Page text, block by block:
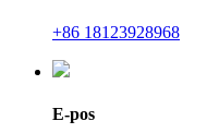
+86 18123928968
E-pos